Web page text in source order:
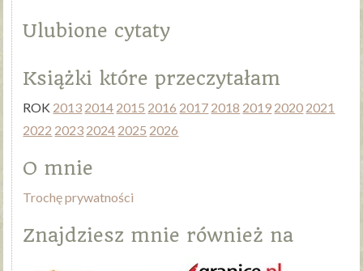
Ulubione cytaty
Książki które przeczytałam
ROK 2013 2014 2015 2016 2017 2018 2019 2020 2021
2022 2023 2024 2025 2026
O mnie
Trochę prywatności
Znajdziesz mnie również na